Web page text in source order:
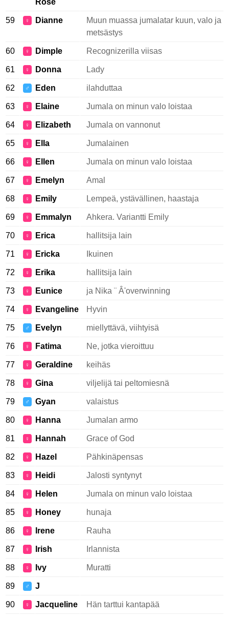
Rose
59 ♀ Dianne
Muun muassa jumalatar kuun, valo ja
metsästys
60 ♀ Dimple Recognizerilla viisas
61 ♀ Donna Lady
62 ♂ Eden ilahduttaa
63 ♀ Elaine Jumala on minun valo loistaa
64 ♀ Elizabeth Jumala on vannonut
65 ♀ Ella Jumalainen
66 ♀ Ellen Jumala on minun valo loistaa
67 ♀ Emelyn Amal
68 ♀ Emily Lempeä, ystävällinen, haastaja
69 ♀ Emmalyn Ahkera. Variantti Emily
70 ♀ Erica hallitsija lain
71 ♀ Ericka Ikuinen
72 ♀ Erika hallitsija lain
73 ♀ Eunice ja Nika ¨ Â'overwinning
74 ♀ Evangeline Hyvin
75 ♂ Evelyn miellyttävä, viihtyisä
76 ♀ Fatima Ne, jotka vieroittuu
77 ♀ Geraldine keihäs
78 ♀ Gina viljelijä tai peltomiesnä
79 ♂ Gyan valaistus
80 ♀ Hanna Jumalan armo
81 ♀ Hannah Grace of God
82 ♀ Hazel Pähkinäpensas
83 ♀ Heidi Jalosti syntynyt
84 ♀ Helen Jumala on minun valo loistaa
85 ♀ Honey hunaja
86 ♀ Irene Rauha
87 ♀ Irish Irlannista
88 ♀ Ivy Muratti
89 ♂ J
90 ♀ Jacqueline Hän tarttui kantapää